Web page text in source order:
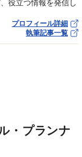
役立つ情報を発信し
プロフィール詳細
執筆記事一覧
・プランナ